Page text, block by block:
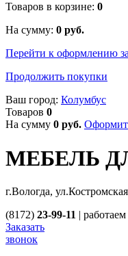
Товаров в корзине: 0
На сумму: 0 руб.
Перейти к оформлению
Продолжить покупки
Ваш город: Колумбус
Товаров 0
На сумму 0 руб.
МЕБЕЛЬ
г.Вологда,
(8172) 23-99-11 | работаем
Заказать
звонок